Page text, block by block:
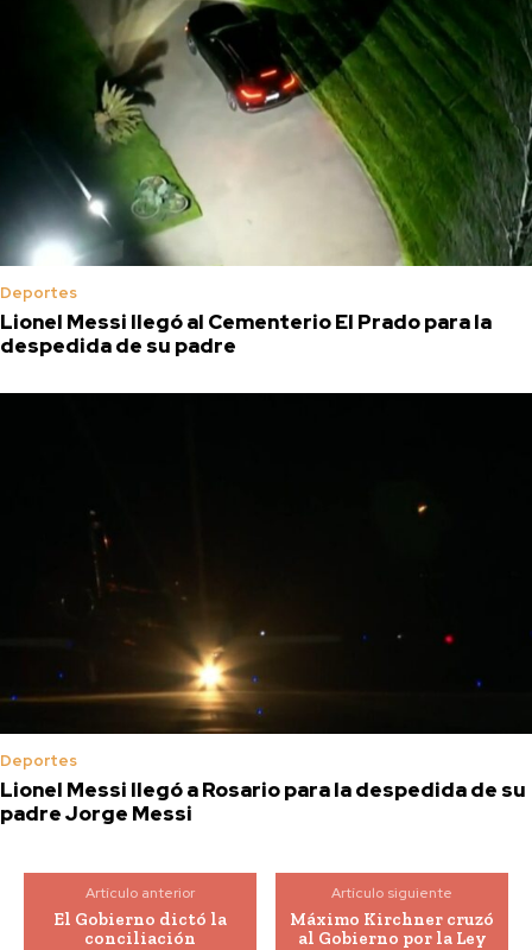
Deportes
Lionel Messi llegó al Cementerio El Prado para la
despedida de su padre
Deportes
Lionel Messi llegó a Rosario para la despedida de su
padre Jorge Messi
Artículo anterior
El Gobierno dictó la
conciliación
Artículo siguiente
Máximo Kirchner cruzó
al Gobierno por la Ley